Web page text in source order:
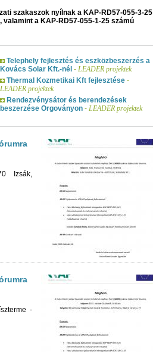
szakaszok nyílnak a KAP-RD57-055-3-25
a KAP-RD57-055-1-25 számú
Telephely fejlesztés és eszközbeszerzés a
Kovács Solar Kft.-nél - LEADER projektek
Thermal Kozmetikai Kft fejlesztése -
LEADER projektek
Rendezvénysátor és berendezések
beszerzése Orgoványon - LEADER projektek
Izsák,
-